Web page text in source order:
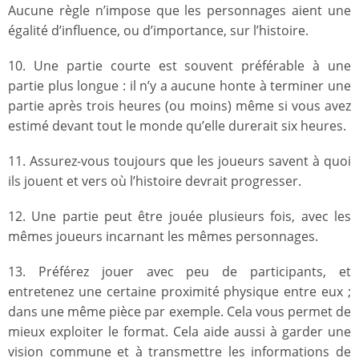
Aucune règle n’impose que les personnages aient une
égalité d’influence, ou d’importance, sur l’histoire.
10. Une partie courte est souvent préférable à une
partie plus longue : il n’y a aucune honte à terminer une
partie après trois heures (ou moins) même si vous avez
estimé devant tout le monde qu’elle durerait six heures.
11. Assurez-vous toujours que les joueurs savent à quoi
ils jouent et vers où l’histoire devrait progresser.
12. Une partie peut être jouée plusieurs fois, avec les
mêmes joueurs incarnant les mêmes personnages.
13. Préférez jouer avec peu de participants, et
entretenez une certaine proximité physique entre eux ;
dans une même pièce par exemple. Cela vous permet de
mieux exploiter le format. Cela aide aussi à garder une
vision commune et à transmettre les informations de